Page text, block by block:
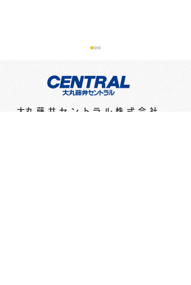
​大丸藤井セントラル株式会社